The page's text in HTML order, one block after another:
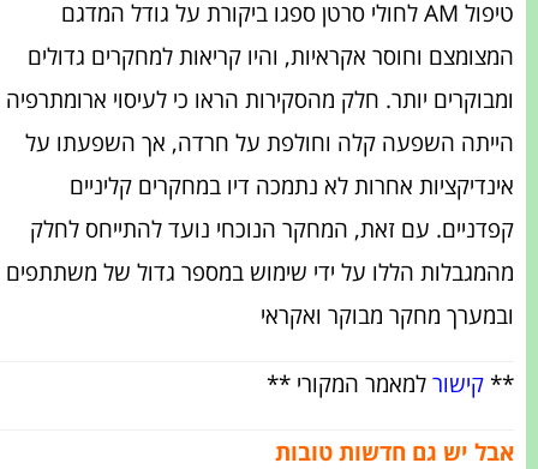
טיפול AM לחולי סרטן ספגו ביקורת על גודל המדגם
המצומצם וחוסר אקראיות, והיו קריאות למחקרים גדולים
ומבוקרים יותר. חלק מהסקירות הראו כי לעיסוי ארומתרפיה
הייתה השפעה קלה וחולפת על חרדה, אך השפעתו על
אינדיקציות אחרות לא נתמכה דיו במחקרים קליניים
קפדניים. עם זאת, המחקר הנוכחי נועד להתייחס לחלק
מהמגבלות הללו על ידי שימוש במספר גדול של משתתפים
ובמערך מחקר מבוקר ואקראי
**קישורלמאמר המקורי **
אבל יש גם חדשות טובות